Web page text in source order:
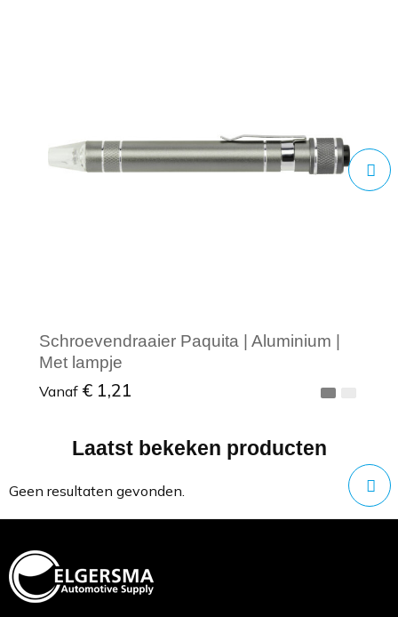
Schroevendraaier Paquita | Aluminium |
Met lampje
Vanaf € 1,21
Minimale afname: 1
Laatst bekeken producten
Geen resultaten gevonden.